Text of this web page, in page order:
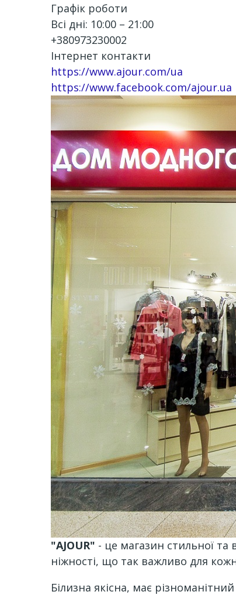
Графік роботи
Всі дні: 10:00 – 21:00
+380973230002
Інтернет контакти
https://www.ajour.com/ua
https://www.facebook.com/ajour.ua
"AJOUR" - це магазин стильної та
ніжності, що так важливо для
Білизна якісна, має